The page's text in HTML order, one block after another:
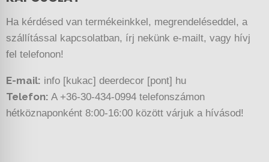
Ha kérdésed van termékeinkkel, megrendeléseddel, a
szállítással kapcsolatban, írj nekünk e-mailt, vagy hívj
fel telefonon!
E-mail: info [kukac] deerdecor [pont] hu
Telefon: A +36-30-434-0994 telefonszámon
hétköznaponként 8:00-16:00 között várjuk a hívásod!